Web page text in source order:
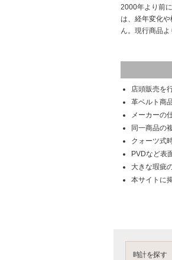
2000年より前
は、経年変化
ん。現行商品よ
店頭販売を
革ベルト商
メーカーの
同一商品の
クォーツ式
PVDなど表
大きな瑕疵
本サイトに
時計を探す